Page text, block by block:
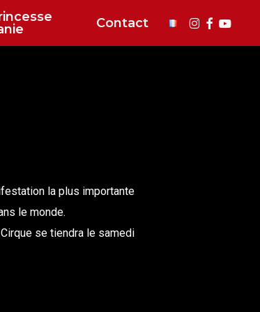
Contact facebook
instagram
la plus importante
le monde.
se tiendra le samedi